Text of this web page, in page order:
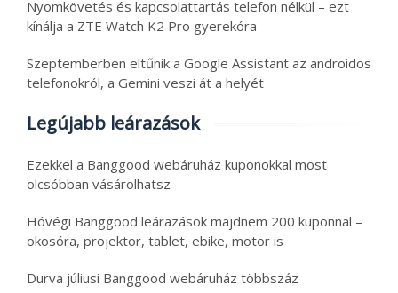
Nyomkövetés és kapcsolattartás telefon nélkül – ezt
kínálja a ZTE Watch K2 Pro gyerekóra
Szeptemberben eltűnik a Google Assistant az androidos
telefonokról, a Gemini veszi át a helyét
Legújabb leárazások
Ezekkel a Banggood webáruház kuponokkal most
olcsóbban vásárolhatsz
Hóvégi Banggood leárazások majdnem 200 kuponnal –
okosóra, projektor, tablet, ebike, motor is
Durva júliusi Banggood webáruház többszáz